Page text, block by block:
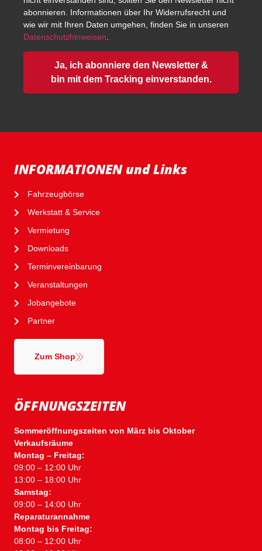
abonnieren. Informationen über Ihr Widerrufsrecht und
wie wir mit Ihren Daten umgehen, finden Sie in unseren
Datenschutzhinweisen
Ja, ich abonniere den Newsletter &
bin mit dem Tracking einverstanden.
ÖFFNUNGSZEITEN
Sommeröffnungszeiten von März bis Oktober
Verkaufsräume
Montag – Freitag:
09:00 – 12:00 Uhr
13:00 – 18:00 Uhr
Samstag:
09:00 – 14:00 Uhr
Reparaturannahme
Montag bis Freitag:
08:00 – 12:00 Uhr
INFORMATIONEN und Links
Fahrzeugbörse
Werkstatt & Service
Vermietung
Downloads
Terminvereinbarung
Veranstaltungen
Jobangebote
Partner
Zum Shop